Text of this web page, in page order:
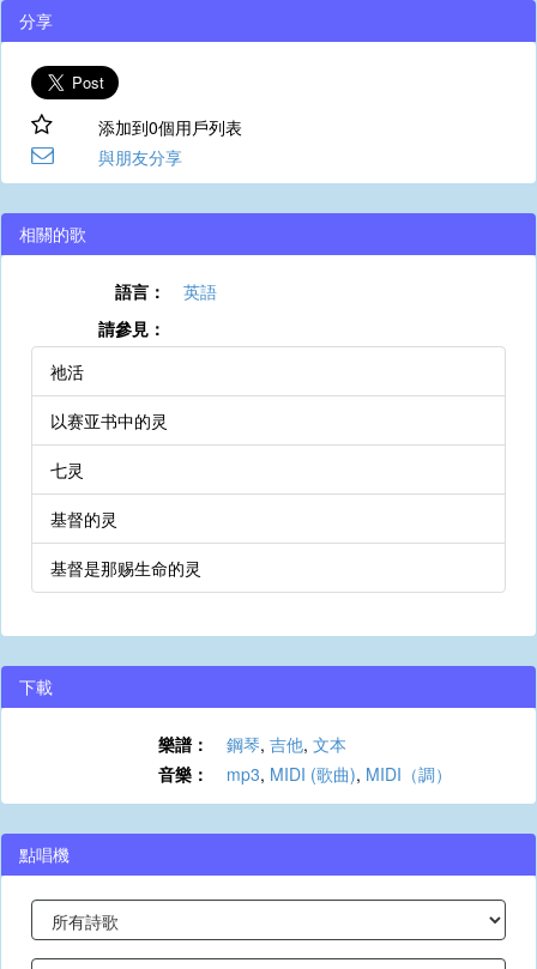
分享
添加到0個用戶列表
與朋友分享
相關的歌
語言：
英語
請參見：
祂活
以赛亚书中的灵
七灵
基督的灵
基督是那赐生命的灵
下載
樂譜： 鋼琴, 吉他, 文本
音樂：
mp3, MIDI (歌曲), MIDI（調）
點唱機